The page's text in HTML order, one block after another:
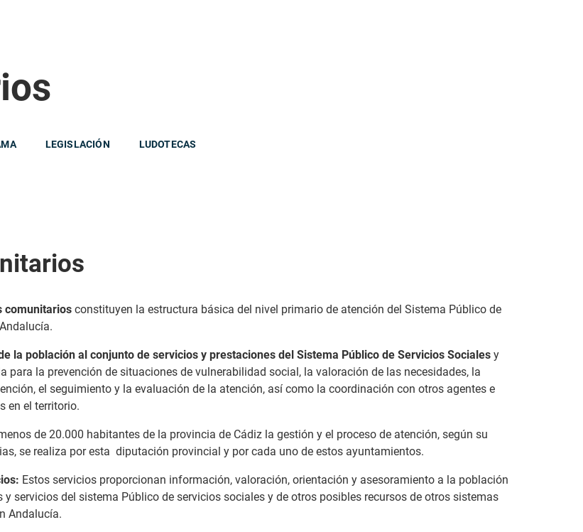
LEGISLACIÓN LUDOTECAS
comunitarios constituyen la estructura básica del nivel primario de atención del Sistema Público de
la población al conjunto de servicios y prestaciones del Sistema Público de Servicios Sociales y
para la prevención de situaciones de vulnerabilidad social, la valoración de las necesidades, la
el seguimiento y la evaluación de la atención, así como la coordinación con otros agentes e
en el territorio.
de 20.000 habitantes de la provincia de Cádiz la gestión y el proceso de atención, según su
se realiza por esta diputación provincial y por cada uno de estos ayuntamientos.
Estos servicios proporcionan información, valoración, orientación y asesoramiento a la población
y servicios del sistema Público de servicios sociales y de otros posibles recursos de otros sistemas
Andalucía.